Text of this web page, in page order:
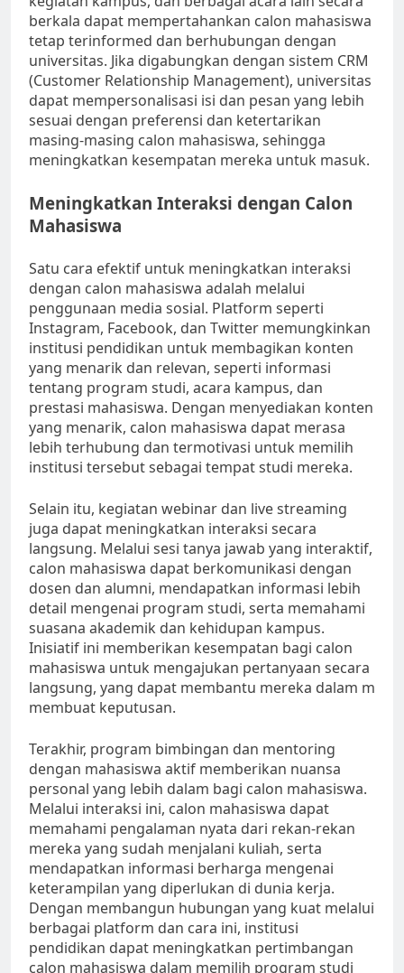
berkala dapat mempertahankan calon mahasiswa
tetap terinformed dan berhubungan dengan
universitas. Jika digabungkan dengan sistem CRM
(Customer Relationship Management), universitas
dapat mempersonalisasi isi dan pesan yang lebih
sesuai dengan preferensi dan ketertarikan
masing-masing calon mahasiswa, sehingga
meningkatkan kesempatan mereka untuk masuk.
Meningkatkan Interaksi dengan Calon
Mahasiswa
Satu cara efektif untuk meningkatkan interaksi
dengan calon mahasiswa adalah melalui
penggunaan media sosial. Platform seperti
Instagram, Facebook, dan Twitter memungkinkan
institusi pendidikan untuk membagikan konten
yang menarik dan relevan, seperti informasi
tentang program studi, acara kampus, dan
prestasi mahasiswa. Dengan menyediakan konten
yang menarik, calon mahasiswa dapat merasa
lebih terhubung dan termotivasi untuk memilih
institusi tersebut sebagai tempat studi mereka.
Selain itu, kegiatan webinar dan live streaming
juga dapat meningkatkan interaksi secara
langsung. Melalui sesi tanya jawab yang interaktif,
calon mahasiswa dapat berkomunikasi dengan
dosen dan alumni, mendapatkan informasi lebih
detail mengenai program studi, serta memahami
suasana akademik dan kehidupan kampus.
Inisiatif ini memberikan kesempatan bagi calon
mahasiswa untuk mengajukan pertanyaan secara
langsung, yang dapat membantu mereka dalam m
membuat keputusan.
Terakhir, program bimbingan dan mentoring
dengan mahasiswa aktif memberikan nuansa
personal yang lebih dalam bagi calon mahasiswa.
Melalui interaksi ini, calon mahasiswa dapat
memahami pengalaman nyata dari rekan-rekan
mereka yang sudah menjalani kuliah, serta
mendapatkan informasi berharga mengenai
keterampilan yang diperlukan di dunia kerja.
Dengan membangun hubungan yang kuat melalui
berbagai platform dan cara ini, institusi
pendidikan dapat meningkatkan pertimbangan
calon mahasiswa dalam memilih program studi